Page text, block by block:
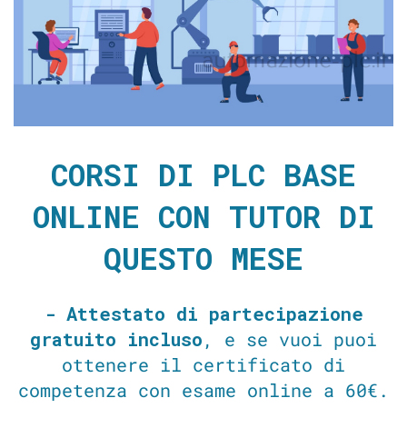
CORSI DI PLC BASE
ONLINE CON TUTOR DI
QUESTO MESE
- Attestato di partecipazione
gratuito incluso, e se vuoi puoi
ottenere il certificato di
competenza con esame online a 60€.